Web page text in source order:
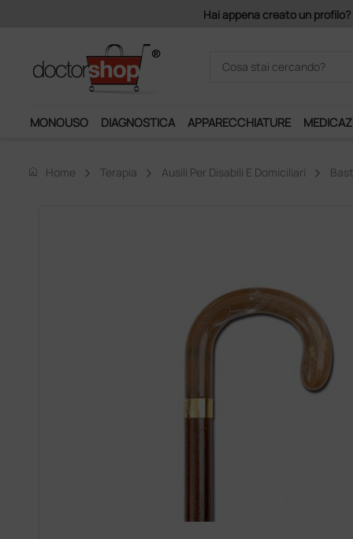
un profilo? Con 140 euro di imponibile, la consegna è gratis!
MONOUSO DIAGNOSTICA APPARECCHIATURE
home Home Terapia Ausili Per Disabili E Domiciliari